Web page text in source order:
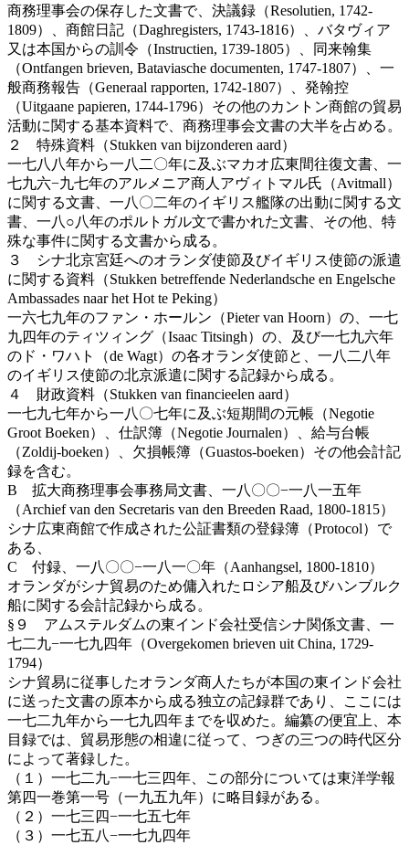
商務理事会の保存した文書で、決議録（Resolutien, 1742-
1809）、商館日記（Daghregisters, 1743-1816）、バタヴィア
又は本国からの訓令（Instructien, 1739-1805）、同来翰集
（Ontfangen brieven, Bataviasche documenten, 1747-1807）、一
般商務報告（Generaal rapporten, 1742-1807）、発翰控
（Uitgaane papieren, 1744-1796）その他のカントン商館の貿易
活動に関する基本資料で、商務理事会文書の大半を占める。
２ 特殊資料（Stukken van bijzonderen aard）
一七八八年から一八二〇年に及ぶマカオ広東間往復文書、一
七九六−九七年のアルメニア商人アヴィトマル氏（Avitmall）
に関する文書、一八〇二年のイギリス艦隊の出動に関する文
書、一八○八年のポルトガル文で書かれた文書、その他、特
殊な事件に関する文書から成る。
３ シナ北京宮廷へのオランダ使節及びイギリス使節の派遣
に関する資料（Stukken betreffende Nederlandsche en Engelsche
Ambassades naar het Hot te Peking）
一六七九年のファン・ホールン（Pieter van Hoorn）の、一七
九四年のティツィング（Isaac Titsingh）の、及び一七九六年
のド・ワハト（de Wagt）の各オランダ使節と、一八二八年
のイギリス使節の北京派遣に関する記録から成る。
４ 財政資料（Stukken van financieelen aard）
一七九七年から一八〇七年に及ぶ短期間の元帳（Negotie
Groot Boeken）、仕訳簿（Negotie Journalen）、給与台帳
（Zoldij-boeken）、欠損帳簿（Guastos-boeken）その他会計記
録を含む。
B 拡大商務理事会事務局文書、一八〇〇−一八一五年
（Archief van den Secretaris van den Breeden Raad, 1800-1815）
シナ広東商館で作成された公証書類の登録簿（Protocol）で
ある、
C 付録、一八〇〇−一八一〇年（Aanhangsel, 1800-1810）
オランダがシナ貿易のため傭入れたロシア船及びハンブルク
船に関する会計記録から成る。
§９ アムステルダムの東インド会社受信シナ関係文書、一
七二九−一七九四年（Overgekomen brieven uit China, 1729-
1794）
シナ貿易に従事したオランダ商人たちが本国の東インド会社
に送った文書の原本から成る独立の記録群であり、ここには
一七二九年から一七九四年までを収めた。編纂の便宜上、本
目録では、貿易形態の相違に従って、つぎの三つの時代区分
によって著録した。
（１）一七二九−一七三四年、この部分については東洋学報
第四一巻第一号（一九五九年）に略目録がある。
（２）一七三四−一七五七年
（３）一七五八−一七九四年